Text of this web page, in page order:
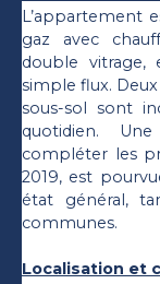
L’appartement
gaz avec
double vitrage,
simple flux.
sous-sol sont
quotidien.
compléter les
2019, est
état général,
communes.
Localisation et